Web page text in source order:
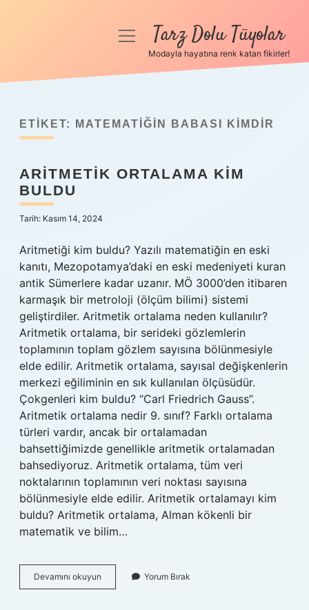
Anasayfa
Yasal Uyarı
Hakkımızda
menüyüTarz Dolu Tüyolar
Modayla hayatına renk katan fikirler!
ETIKET: MATEMATIĞIN BABASI KIMDIR
ARITMETIK ORTALAMA KIM
BULDU
Tarih: Kasım 14, 2024
Aritmetiği kim buldu? Yazılı matematiğin en eski
kanıtı, Mezopotamya’daki en eski medeniyeti kuran
antik Sümerlere kadar uzanır. MÖ 3000’den itibaren
karmaşık bir metroloji (ölçüm bilimi) sistemi
geliştirdiler. Aritmetik ortalama neden kullanılır?
Aritmetik ortalama, bir serideki gözlemlerin
toplamının toplam gözlem sayısına bölünmesiyle
elde edilir. Aritmetik ortalama, sayısal değişkenlerin
merkezi eğiliminin en sık kullanılan ölçüsüdür.
Çokgenleri kim buldu? “Carl Friedrich Gauss”.
Aritmetik ortalama nedir 9. sınıf? Farklı ortalama
türleri vardır, ancak bir ortalamadan
bahsettiğimizde genellikle aritmetik ortalamadan
bahsediyoruz. Aritmetik ortalama, tüm veri
noktalarının toplamının veri noktası sayısına
bölünmesiyle elde edilir. Aritmetik ortalamayı kim
buldu? Aritmetik ortalama, Alman kökenli bir
matematik ve bilim…
Devamını okuyun Aritmetik
Ortalama
Yorum Bırak